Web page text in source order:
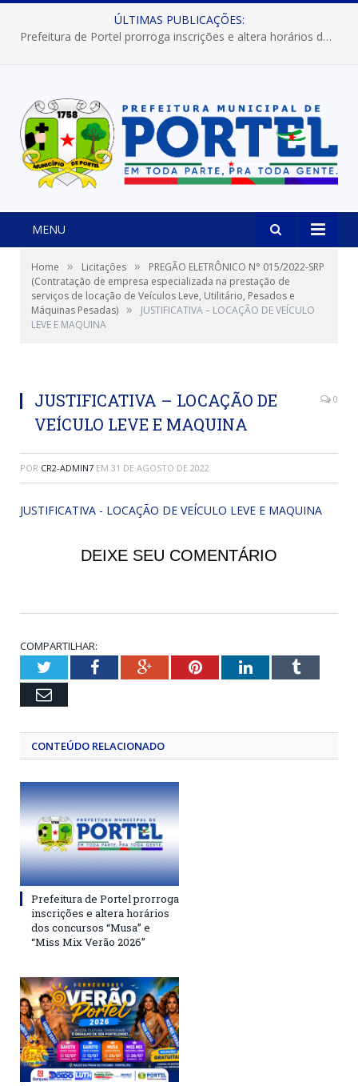
ÚLTIMAS PUBLICAÇÕES:
Prefeitura de Portel prorroga inscrições e altera horários dos concursos “Musa” e “Miss Mix Verão 2026”
MENU
Home » Licitações »
PREGÃO ELETRÔNICO N° 015/2022-SRP
(Contratação de empresa especializada na prestação de
serviços de locação de Veículos Leve, Utilitário, Pesados e
Máquinas Pesadas) »
JUSTIFICATIVA – LOCAÇÃO DE VEÍCULO
LEVE E MAQUINA
JUSTIFICATIVA – LOCAÇÃO DE
VEÍCULO LEVE E MAQUINA
0
POR CR2-ADMIN7 EM 31 DE AGOSTO DE 2022
JUSTIFICATIVA - LOCAÇÃO DE VEÍCULO LEVE E MAQUINA
DEIXE SEU COMENTÁRIO
COMPARTILHAR:
TwitterFacebookGoogle+PinterestLinkedInTumblr
Email
CONTEÚDO RELACIONADO
Prefeitura de Portel prorroga
inscrições e altera horários
dos concursos “Musa” e
“Miss Mix Verão 2026”